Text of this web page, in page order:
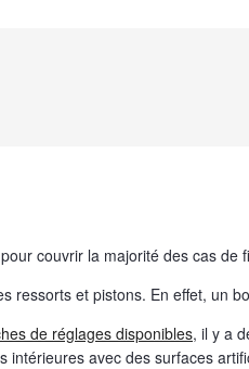
couvrir la majorité des cas de
ressorts et pistons. En effet, un
de réglages disponibles, il y a
avec des surfaces